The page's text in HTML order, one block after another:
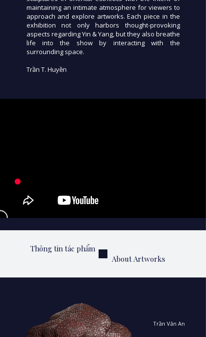
maintaining an intimate atmosphere for viewers to
approach and explore artworks. Each piece in the
exhibition not only harbors thought-provoking
aspects regarding Yin & Yang, but they also breathe
life into the show by interacting with the
surrounding space.
Trần T. Huyền
Thông tin tác phẩm
About Artworks
Trần Văn An